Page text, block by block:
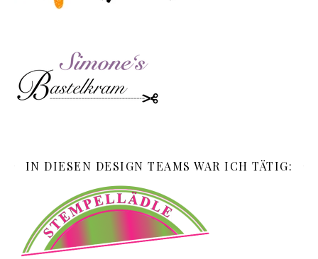
IN DIESEN DESIGN TEAMS WAR ICH TÄTIG: